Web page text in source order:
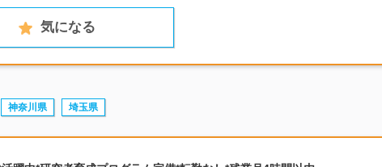
気になる
神奈川県 埼玉県